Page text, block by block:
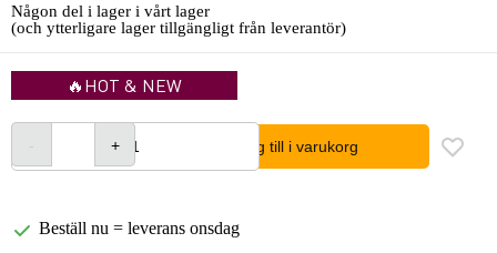
Någon del i lager i vårt lager
(och ytterligare lager tillgängligt från leverantör)
🔥HOT & NEW
lägg till i varukorg
Beställ nu = leverans onsdag